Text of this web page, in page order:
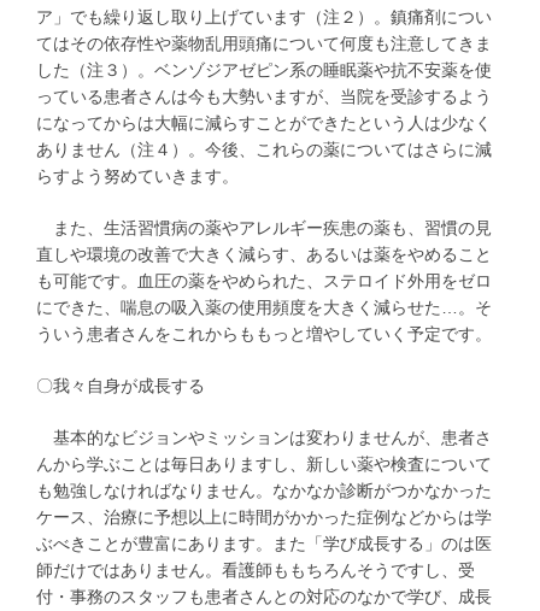
ア」でも繰り返し取り上げています（注２）。鎮痛剤につい
てはその依存性や薬物乱用頭痛について何度も注意してきま
した（注３）。ベンゾジアゼピン系の睡眠薬や抗不安薬を使
っている患者さんは今も大勢いますが、当院を受診するよう
になってからは大幅に減らすことができたという人は少なく
ありません（注４）。今後、これらの薬についてはさらに減
らすよう努めていきます。
また、生活習慣病の薬やアレルギー疾患の薬も、習慣の見
直しや環境の改善で大きく減らす、あるいは薬をやめること
も可能です。血圧の薬をやめられた、ステロイド外用をゼロ
にできた、喘息の吸入薬の使用頻度を大きく減らせた…。そ
ういう患者さんをこれからももっと増やしていく予定です。
〇我々自身が成長する
基本的なビジョンやミッションは変わりませんが、患者さ
んから学ぶことは毎日ありますし、新しい薬や検査について
も勉強しなければなりません。なかなか診断がつかなかった
ケース、治療に予想以上に時間がかかった症例などからは学
ぶべきことが豊富にあります。また「学び成長する」のは医
師だけではありません。看護師ももちろんそうですし、受
付・事務のスタッフも患者さんとの対応のなかで学び、成長